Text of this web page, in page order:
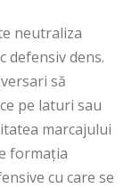
neutraliza
defensiv dens.
să
pe laturi sau
marcajului
formația
cu care se